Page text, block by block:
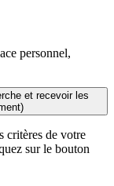
personnel,
et recevoir les
critères de votre
sur le bouton